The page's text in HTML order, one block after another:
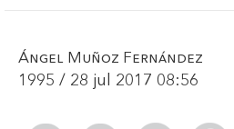
Ángel Muñoz Fernández
1995 / 28 jul 2017 08:56